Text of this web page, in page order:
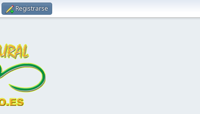
Registrarse